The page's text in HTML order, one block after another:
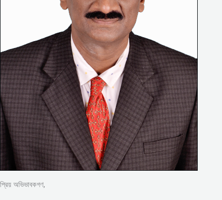
প্রিয় অভিভাবকগণ,